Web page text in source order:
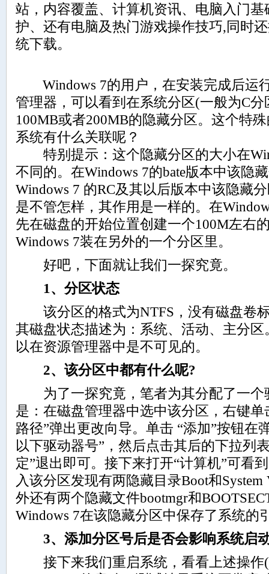
站，内容覆盖、计算机资讯、电脑入门
护、还有电脑及热门游戏操作技巧,同时
统下载。
Windows 7的用户，在安装完成后运行
管理器，可以看到在系统分区(一般为C
100MB或者200MB的隐藏分区。这个特
系统有什么关联呢？
特别提示：这个隐藏分区的大小在
不同的。在Windows 7的bate版本中该隐
Windows 7 的RC及其以后版本中该隐藏
是不管怎样，其作用是一样的。在
先在磁盘的开始位置创建一个100M左右
Windows 7装在另外的一个分区里。
好吧，下面就让我们一探究竟。
1、分区状态
该分区的格式为NTFS，没有磁盘卷
其磁盘状态描述为：系统、活动、主分
以在资源管理器中是不可见的。
2、该分区中都有什么呢?
为了一探究竟，笔者为其分配了一个
是：在磁盘管理器中选中该分区，右键
路径”弹出更改向导。单击 “添加”按钮在
以下驱动器号”，然后点击其后的下拉列
定”退出即可。接下来打开“计算机”可看
入该分区发现有两隐藏目录Boot和System
外还有两个隐藏文件bootmgr和
Windows 7在该隐藏分区中保存了系统的
3、添加分区号后是否会影响系统启
接下来我们重启系统，看看上述操作(